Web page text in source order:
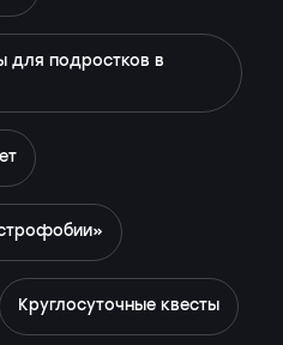
для подростков в
Круглосуточные квесты